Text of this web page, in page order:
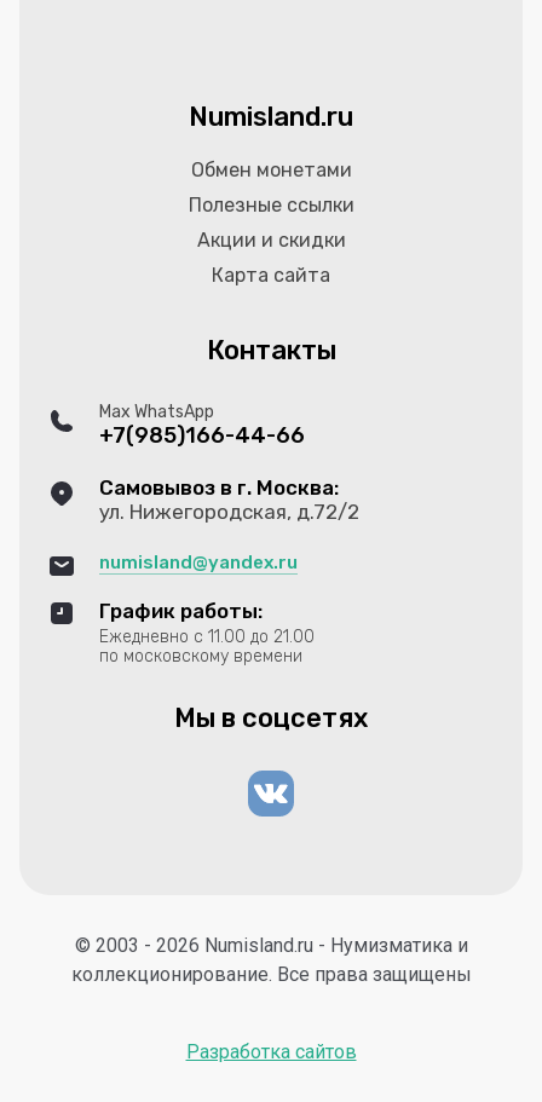
Numisland.ru
Обмен монетами
Полезные ссылки
Акции и скидки
Карта сайта
Контакты
Max WhatsApp
+7(985)166-44-66
Самовывоз в г. Москва:
ул. Нижегородская, д.72/2
numisland@yandex.ru
График работы:
Ежедневно с 11.00 до 21.00
по московскому времени
Мы в соцсетях
© 2003 - 2026 Numisland.ru - Нумизматика и
коллекционирование. Все права защищены
Разработка сайтов